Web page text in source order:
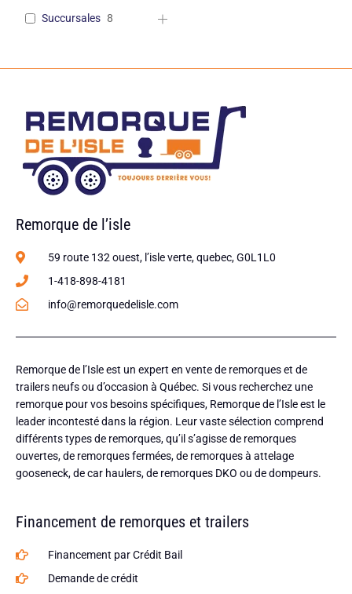
Succursales 8
Remorque de l’isle
59 route 132 ouest, l’isle verte, quebec, G0L1L0
1-418-898-4181
info@remorquedelisle.com
Remorque de l’Isle est un expert en vente de remorques et de
trailers neufs ou d’occasion à Québec. Si vous recherchez une
remorque pour vos besoins spécifiques, Remorque de l’Isle est le
leader incontesté dans la région. Leur vaste sélection comprend
différents types de remorques, qu’il s’agisse de remorques
ouvertes, de remorques fermées, de remorques à attelage
gooseneck, de car haulers, de remorques DKO ou de dompeurs.
Financement de remorques et trailers
Financement par Crédit Bail
Demande de crédit